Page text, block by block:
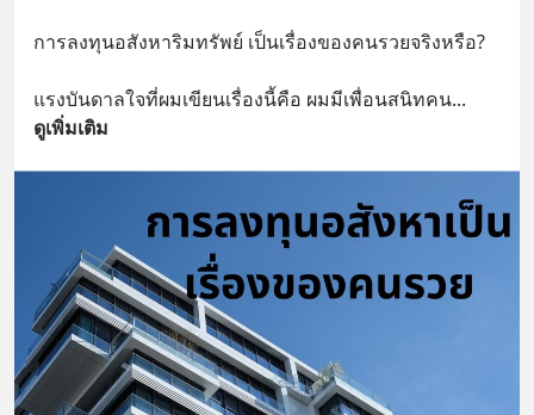
การลงทุนอสังหาริมทรัพย์ เป็นเรื่องของคนรวยจริงหรือ?
แรงบันดาลใจที่ผมเขียนเรื่องนี้คือ ผมมีเพื่อนสนิทคน...
ดูเพิ่มเติม